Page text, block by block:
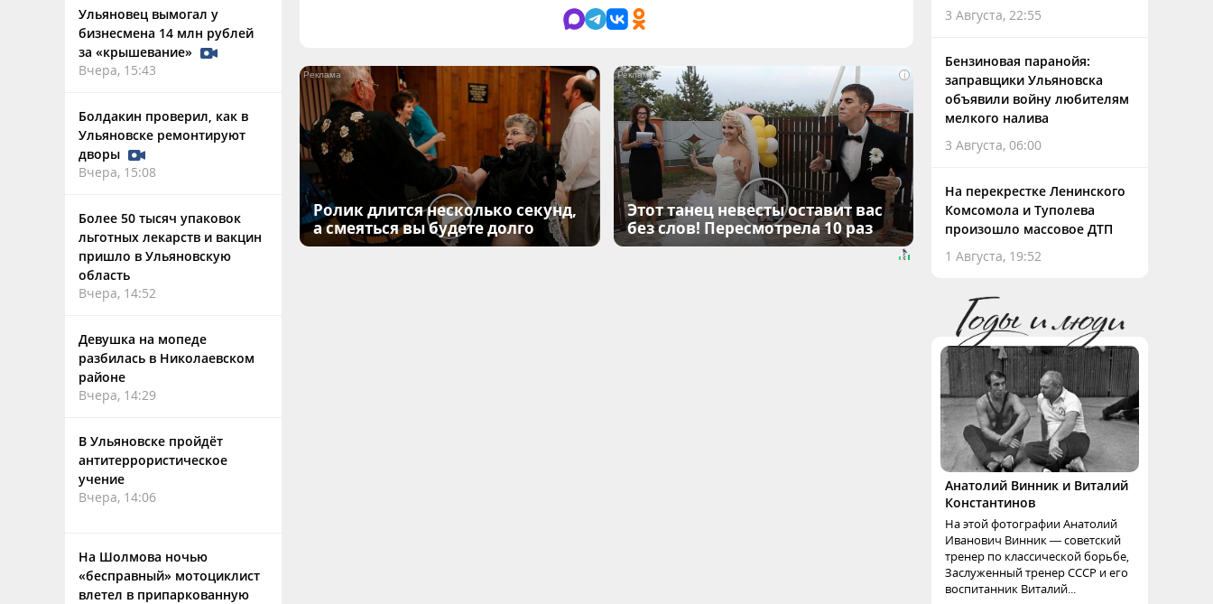
Ульяновец вымогал у
бизнесмена 14 млн рублей
за «крышевание»
Вчера, 15:43
Болдакин проверил, как в
Ульяновске ремонтируют
дворы
Вчера, 15:08
Более 50 тысяч упаковок
льготных лекарств и вакцин
пришло в Ульяновскую
область
Вчера, 14:52
Девушка на мопеде
разбилась в Николаевском
районе
Вчера, 14:29
В Ульяновске пройдёт
антитеррористическое
учение
Вчера, 14:06
На Шолмова ночью
«бесправный» мотоциклист
влетел в припаркованную
i
Ролик длится несколько секунд,
а смеяться вы будете долго
i
Этот танец невесты оставит вас
без слов! Пересмотрела 10 раз
3 Августа, 22:55
Бензиновая паранойя:
заправщики Ульяновска
объявили войну любителям
мелкого налива
3 Августа, 06:00
На перекрестке Ленинского
Комсомола и Туполева
произошло массовое ДТП
1 Августа, 19:52
Анатолий Винник и Виталий
Константинов
На этой фотографии Анатолий
Иванович Винник — советский
тренер по классической борьбе,
Заслуженный тренер СССР и его
воспитанник Виталий...